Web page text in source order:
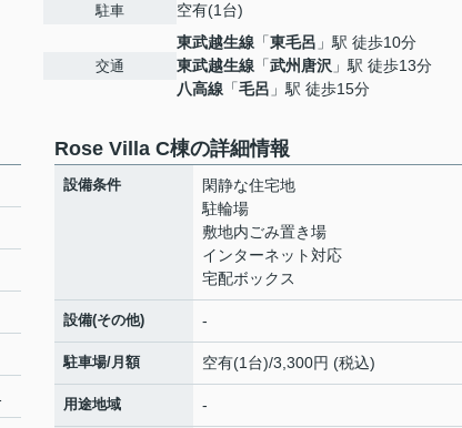
駐車 空有(1台)
交通
東武越生線 「東毛呂 」駅 徒歩10分
東武越生線 「武州唐沢 」駅 徒歩13分
八高線 「毛呂 」駅 徒歩15分
Rose Villa C棟の詳細情報
設備条件
閑静な住宅地
駐輪場
敷地内ごみ置き場
インターネット対応
宅配ボックス
設備(その他) -
駐車場/月額 空有(1台)/3,300円 (税込)
用途地域 -